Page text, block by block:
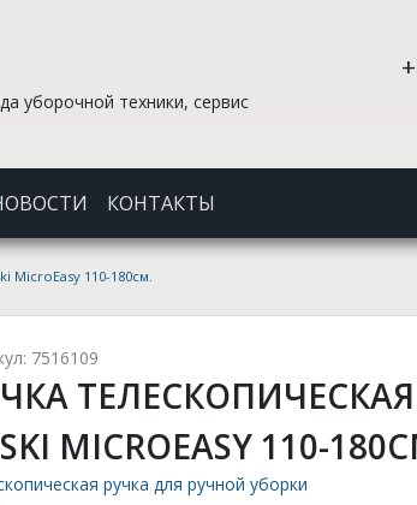
уборочной техники, сервис
КОНТАКТЫ
MicroEasy 110-180см.
7516109
MICROEASY 110-
ручка для ручной уборки